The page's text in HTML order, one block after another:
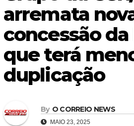
arremata
concessão da
que terá
duplicação
By O CORREIO NEWS
MAIO 23, 2025